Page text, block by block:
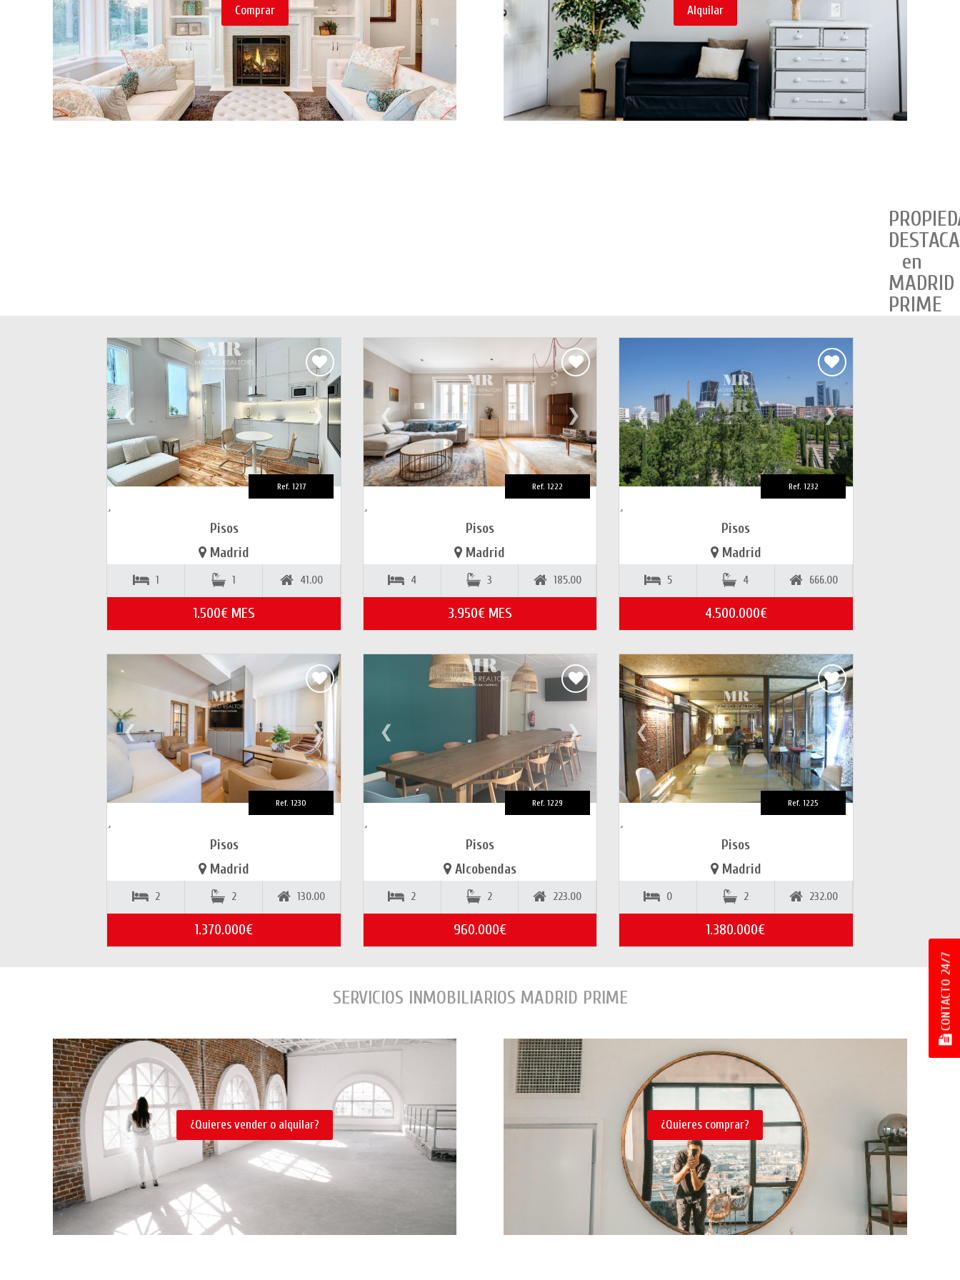
Comprar Alquilar
en
MADRID
PRIME
❮ ❯
Ref. 1217
Pisos
Madrid
1 1 41.00
1.500€ MES
❮ ❯
Ref. 1222
Pisos
Madrid
4 3 185.00
3.950€ MES
❮ ❯
Ref. 1232
Pisos
Madrid
5 4 666.00
4.500.000€
❮ ❯
Ref. 1230
Pisos
Madrid
2 2 130.00
1.370.000€
❮ ❯
Ref. 1229
Pisos
Alcobendas
2 2 223.00
960.000€
❮ ❯
Ref. 1225
Pisos
Madrid
0 2 232.00
1.380.000€
SERVICIOS INMOBILIARIOS MADRID PRIME
¿Quieres vender o alquilar? ¿Quieres comprar?
CONTACTO 24/7